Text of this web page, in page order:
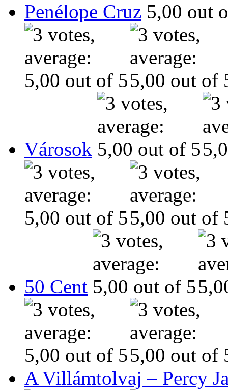
Penélope Cruz
Városok
50 Cent
A Villámtolvaj – Percy